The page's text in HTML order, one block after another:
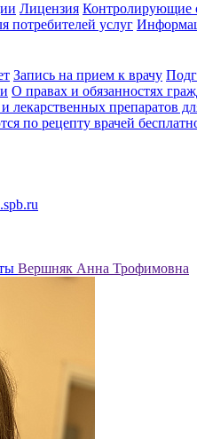
Лицензия Контролирующие
потребителей услуг
Запись на прием к врачу
О правах и обязанностях
лекарственных препаратов
по рецепту врачей
Вершняк Анна Трофимовна